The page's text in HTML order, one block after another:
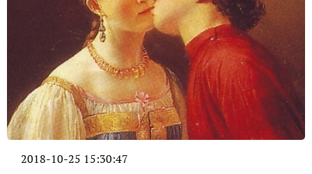
2018-10-25 15:30:47